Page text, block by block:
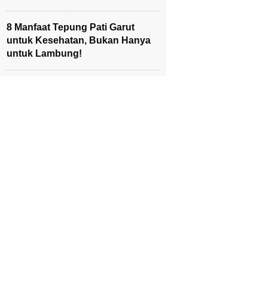
8 Manfaat Tepung Pati Garut
untuk Kesehatan, Bukan Hanya
untuk Lambung!